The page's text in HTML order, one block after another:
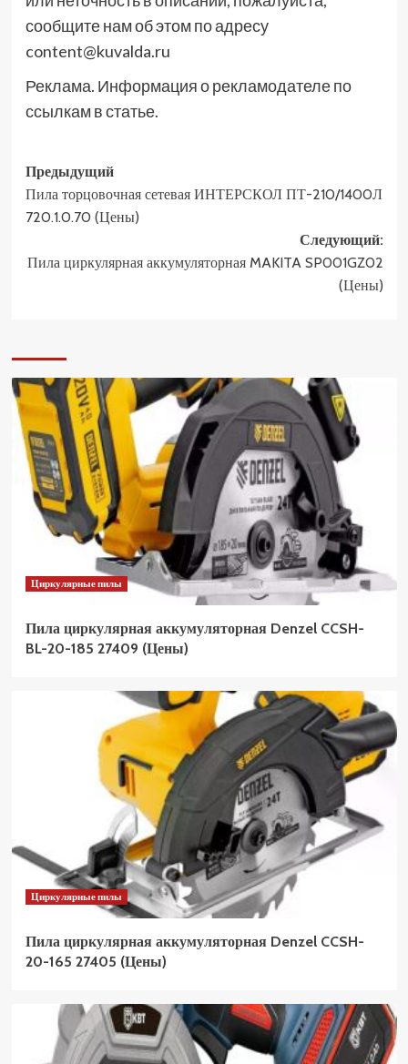
сообщите нам об этом по адресу
content@kuvalda.ru
Реклама. Информация о рекламодателе по
ссылкам в статье.
Навигация
записи
Предыдущий
Пила торцовочная сетевая ИНТЕРСКОЛ ПТ-210/1400Л
720.1.0.70 (Цены)
Следующий:
Пила циркулярная аккумуляторная MAKITA SP001GZ02
(Цены)
Циркулярные пилы
Пила циркулярная аккумуляторная Denzel CCSH-
BL-20-185 27409 (Цены)
Циркулярные пилы
Пила циркулярная аккумуляторная Denzel CCSH-
20-165 27405 (Цены)